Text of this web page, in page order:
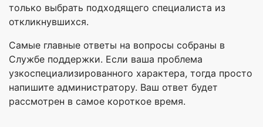
только выбрать подходящего специалиста из
откликнувшихся.
Самые главные ответы на вопросы собраны в
Службе поддержки. Если ваша проблема
узкоспециализированного характера, тогда просто
напишите администратору. Ваш ответ будет
рассмотрен в самое короткое время.